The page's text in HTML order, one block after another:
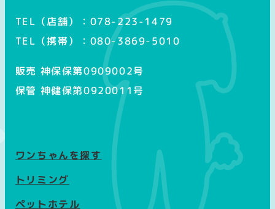
TEL（店舗）：078-223-1479
TEL（携帯）：080-3869-5010
販売 神保保第0909002号
保管 神健保第0920011号
ワンちゃんを探す
トリミング
ペットホテル